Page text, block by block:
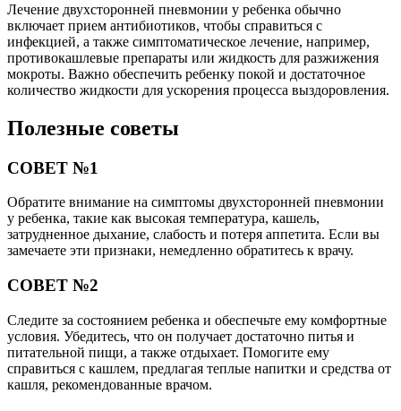
Лечение двухсторонней пневмонии у ребенка обычно
включает прием антибиотиков, чтобы справиться с
инфекцией, а также симптоматическое лечение, например,
противокашлевые препараты или жидкость для разжижения
мокроты. Важно обеспечить ребенку покой и достаточное
количество жидкости для ускорения процесса выздоровления.
Полезные советы
СОВЕТ №1
Обратите внимание на симптомы двухсторонней пневмонии
у ребенка, такие как высокая температура, кашель,
затрудненное дыхание, слабость и потеря аппетита. Если вы
замечаете эти признаки, немедленно обратитесь к врачу.
СОВЕТ №2
Следите за состоянием ребенка и обеспечьте ему комфортные
условия. Убедитесь, что он получает достаточно питья и
питательной пищи, а также отдыхает. Помогите ему
справиться с кашлем, предлагая теплые напитки и средства от
кашля, рекомендованные врачом.